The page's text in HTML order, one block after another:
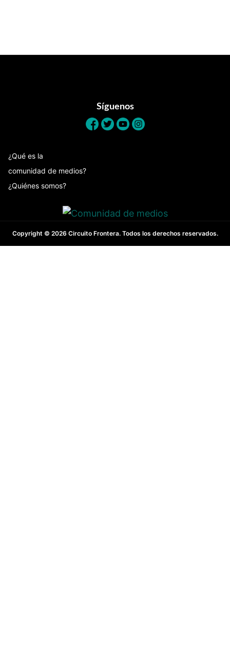
Síguenos
¿Qué es la
comunidad de medios?
¿Quiénes somos?
Copyright © 2026 Circuito Frontera. Todos los derechos reservados.